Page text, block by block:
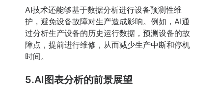
AI技术还能够基于数据分析进行设备预测性维
护，避免设备故障对生产造成影响。例如，AI通
过分析生产设备的历史运行数据，预测设备的故
障点，提前进行维修，从而减少生产中断和停机
时间。
5.AI图表分析的前景展望